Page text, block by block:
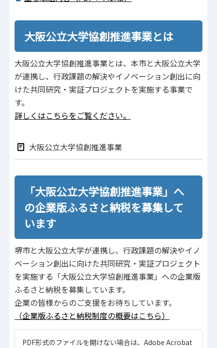
大阪公立大学協創推進事業とは
大阪公立大学協創推進事業とは、本市と大阪公立大学
が連携し、行政課題の解決やイノベーション創出に向
けた共同研究・実証プロジェクトを実施する事業で
す。
詳しくはこちらをご覧ください。
大阪公立大学協創推進事業
「大阪公立大学協創推進事業」へ
の企業版ふるさと納税を募集して
います
堺市と大阪公立大学が連携し、行政課題の解決やイノ
ベーション創出に向けた共同研究・実証プロジェクト
を実施する「大阪公立大学協創推進事業」への企業版
ふるさと納税を募集しています。
企業の皆様からのご支援をお待ちしています。
（企業版ふるさと納税制度の概要はこちら）
PDF形式のファイルを開けない場合は、Adobe Acrobat